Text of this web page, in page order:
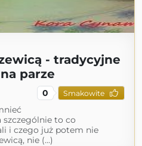
- tradycyjne
parze
0 Smakowite
szczególnie to co
i czego już potem nie
nie (...)